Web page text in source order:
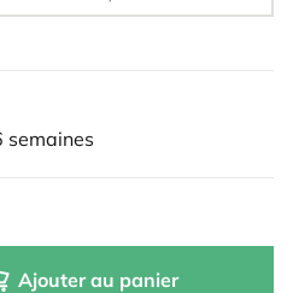
semaines
Ajouter au panier